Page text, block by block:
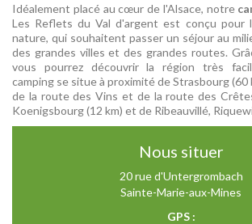
Idéalement placé au cœur de l'Alsace, notre
Les Reflets du Val d'argent est conçu pour
nature, qui souhaitent passer un séjour au
des grandes villes et des grandes routes.
vous pourrez découvrir la région très
camping se situe à proximité de Strasbourg (60
de la route des Vins et de la route des
Koenigsbourg (12 km) et de Ribeauvillé,
Nous situer
20 rue d'Untergrombach
Sainte-Marie-aux-Mines
GPS :